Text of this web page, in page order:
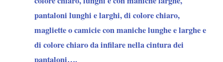
pantaloni lunghi e larghi, di colore chiaro,
magliette o camicie con maniche lunghe e larghe e
di colore chiaro da infilare nella cintura dei
pantaloni….